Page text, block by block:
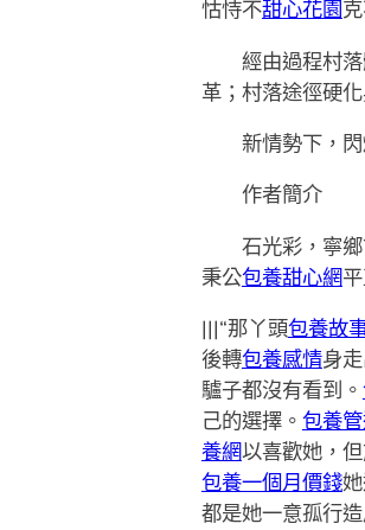
怙恃不甜心花園
經由過程村落
革；村落途徑硬
新情勢下，閃
作者簡介
石光彩，寧鄉市
秉公包養甜心網
|||“那丫頭包養故
後轉包養感情身
驢子都沒有看到。
己的選擇。 包養
養網以喜歡她，
包養一個月價錢
都是她一意孤行